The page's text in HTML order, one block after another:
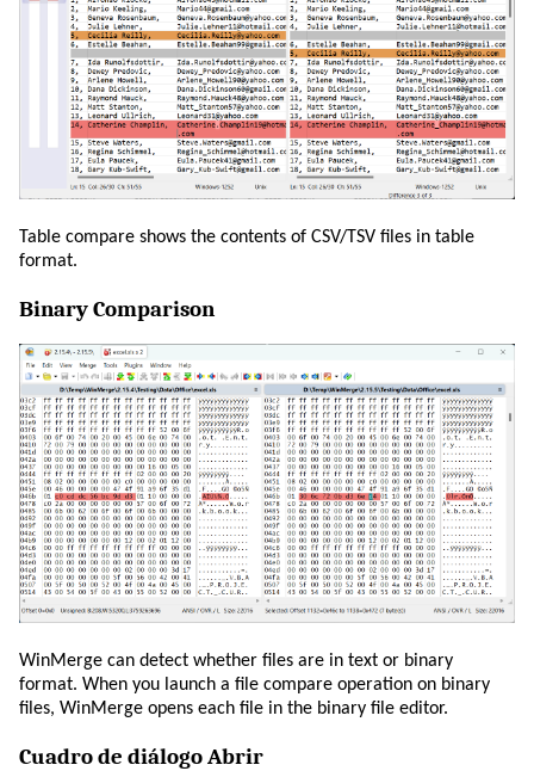
Table compare shows the contents of CSV/TSV files in table
format.
Binary Comparison
WinMerge can detect whether files are in text or binary
format. When you launch a file compare operation on binary
files, WinMerge opens each file in the binary file editor.
Cuadro de diálogo Abrir